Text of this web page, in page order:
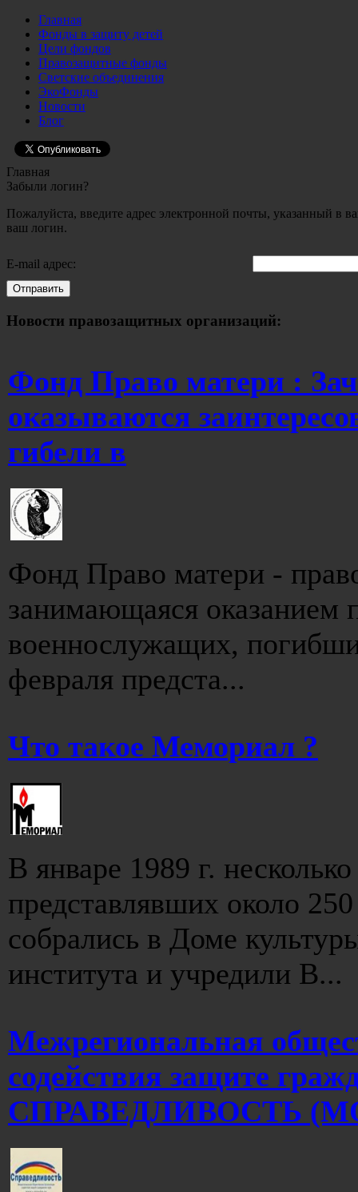
Главная
Фонды в защиту детей
Цели фондов
Правозащитные фонды
Светские объединения
ЭкоФонды
Новости
Блог
Главная
Забыли логин?
Пожалуйста, введите адрес электронной почты, указанный в
ваш логин.
E-mail адрес:
Отправить
Новости правозащитных организаций:
Фонд Право матери :
оказываются
гибели в
Фонд Право матери -
занимающаяся
военнослужащих,
февраля предста...
Что такое Мемориал ?
В январе 1989 г.
представлявших около
собрались в Доме
института и учредили В...
Межрегиональная
содействия защите
СПРАВЕДЛИВОСТЬ